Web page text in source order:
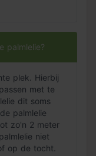
palmlelie?
plek. Hierbij
met te
dit soms
palmlelie
zo'n 2 meter
niet
op de tocht.